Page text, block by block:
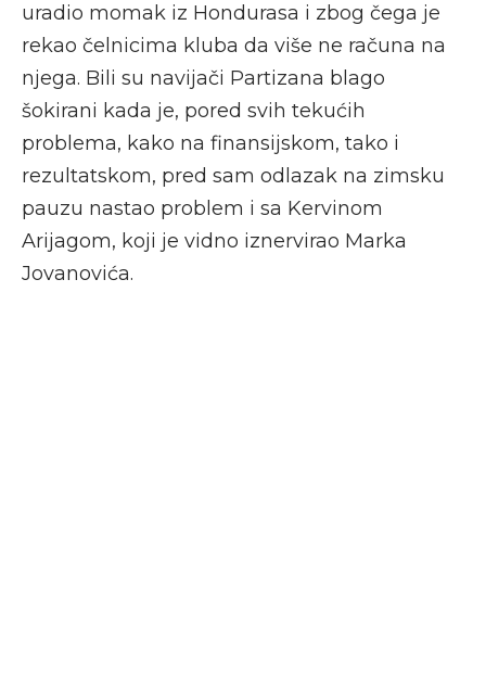
uradio momak iz Hondurasa i zbog čega je
rekao čelnicima kluba da više ne računa na
njega. Bili su navijači Partizana blago
šokirani kada je, pored svih tekućih
problema, kako na finansijskom, tako i
rezultatskom, pred sam odlazak na zimsku
pauzu nastao problem i sa Kervinom
Arijagom, koji je vidno iznervirao Marka
Jovanovića.